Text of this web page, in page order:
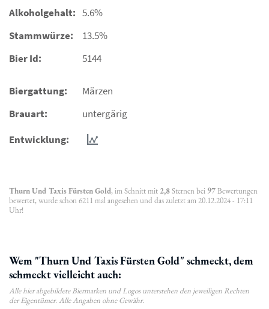
Alkoholgehalt: 5.6%
Stammwürze:
13.5%
Bier Id:
5144
Biergattung:
Märzen
Brauart:
untergärig
Entwicklung:
Thurn Und Taxis Fürsten Gold, im Schnitt mit 2,8Sternen bei 97Bewertungen
bewertet, wurde schon 6211 mal angesehen und das zuletzt am 20.12.2024 - 17:11
Uhr!
Wem "Thurn Und Taxis Fürsten Gold" schmeckt, dem
schmeckt vielleicht auch:
Alle hier abgebildete Biermarken und Logos unterstehen den jeweiligen Rechten
der Eigentümer. Alle Angaben ohne Gewähr.